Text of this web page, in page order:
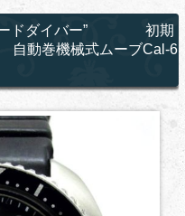
ドダイバー” 初期
巻機械式ムーブCal-6